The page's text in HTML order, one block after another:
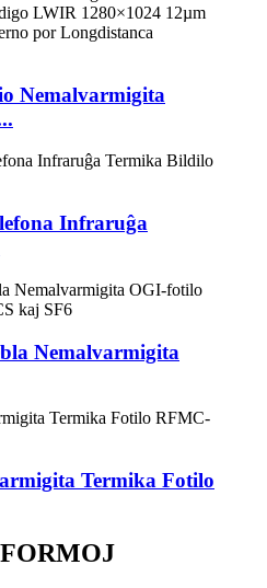
Nemalvarmigita
Infraruĝa
Nemalvarmigita
Termika Fotilo